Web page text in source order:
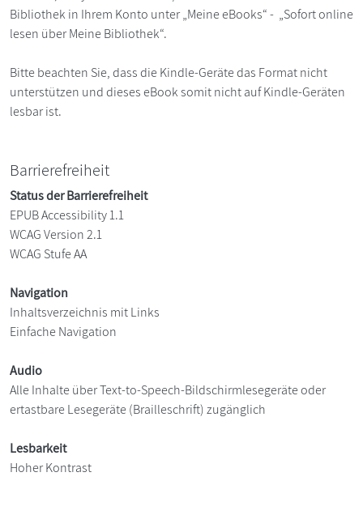
Bibliothek in Ihrem Konto unter „Meine eBooks“ - „Sofort online
lesen über Meine Bibliothek“.
Bitte beachten Sie, dass die Kindle-Geräte das Format nicht
unterstützen und dieses eBook somit nicht auf Kindle-Geräten
lesbar ist.
Barrierefreiheit
Status der Barrierefreiheit
EPUB Accessibility 1.1
WCAG Version 2.1
WCAG Stufe AA
Navigation
Inhaltsverzeichnis mit Links
Einfache Navigation
Audio
Alle Inhalte über Text-to-Speech-Bildschirmlesegeräte oder
ertastbare Lesegeräte (Brailleschrift) zugänglich
Lesbarkeit
Hoher Kontrast